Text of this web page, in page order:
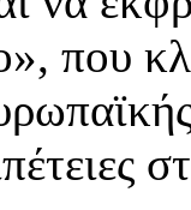
που